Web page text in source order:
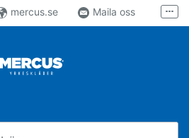
mercus.se
Maila oss
Fler